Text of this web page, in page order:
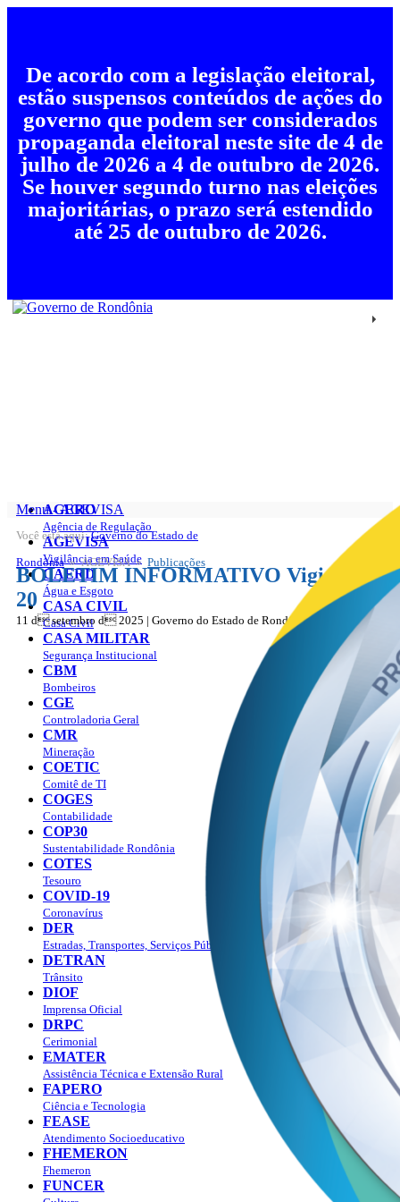
De acordo com a legislação eleitoral,
estão suspensos conteúdos de ações do
governo que podem ser considerados
propaganda eleitoral neste site de 4 de
julho de 2026 a 4 de outubro de 2026.
Se houver segundo turno nas eleições
majoritárias, o prazo será estendido
até 25 de outubro de 2026.
AGERO
Agência de Regulação
AGEVISA
Vigilância em Saúde
CAERD
Água e Esgoto
CASA CIVIL
Casa Civil
CASA MILITAR
Segurança Institucional
CBM
Bombeiros
CGE
Controladoria Geral
CMR
Mineração
COETIC
Comitê de TI
COGES
Contabilidade
COP30
Sustentabilidade Rondônia
COTES
Tesouro
COVID-19
Coronavírus
DER
Estradas, Transportes, Serviços Públicos
DETRAN
Trânsito
DIOF
Imprensa Oficial
DRPC
Cerimonial
EMATER
Assistência Técnica e Extensão Rural
FAPERO
Ciência e Tecnologia
FEASE
Atendimento Socioeducativo
FHEMERON
Fhemeron
FUNCER
Menu - AGEVISA
AGEVISA
Publicações
Você está aqui:Governo do Estado de
Rondônia» AGEVISA » Publicações
BOLETIM INFORMATIVO VigiAR Nº
20
11 d setembro d 2025 | Governo do Estado de Rondônia